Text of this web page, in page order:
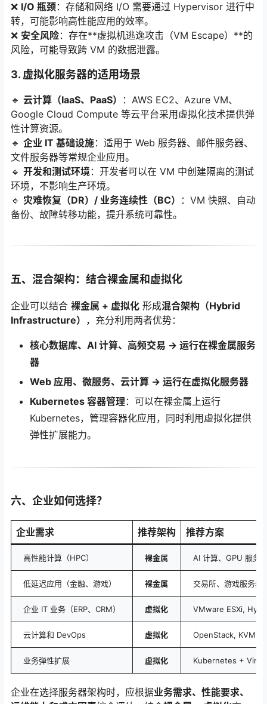
❌ I/O 瓶颈：存储和网络 I/O 需要通过 Hypervisor 进行中
转，可能影响高性能应用的效率。
❌ 安全风险：存在**虚拟机逃逸攻击（VM Escape）**的
风险，可能导致跨 VM 的数据泄露。
3. 虚拟化服务器的适用场景
🔹 云计算（IaaS、PaaS）
：AWS EC2、Azure VM、
Google Cloud Compute 等云平台采用虚拟化技术提供弹
性计算资源。
🔹 企业 IT 基础设施：适用于 Web 服务器、邮件服务器、
文件服务器等常规企业应用。
🔹 开发和测试环境：开发者可以在 VM 中创建隔离的测试
环境，不影响生产环境。
🔹 灾难恢复（DR）/ 业务连续性（BC）
：VM 快照、自动
备份、故障转移功能，提升系统可靠性。
五、混合架构：结合裸金属和虚拟化
企业可以结合 裸金属 + 虚拟化 形成混合架构（Hybrid
Infrastructure） ，充分利用两者优势：
核心数据库、AI 计算、高频交易 → 运行在裸金属服务
器
Web 应用、微服务、云计算 → 运行在虚拟化服务器
Kubernetes 容器管理 ：可以在裸金属上运行
Kubernetes，管理容器化应用，同时利用虚拟化提供
弹性扩展能力。
六、企业如何选择？
企业需求 推荐架构 推荐方案
高性能计算（HPC） 裸金属 AI 计算、GPU 服务
低延迟应用（金融、游戏） 裸金属 交易所、游戏服务器
企业 IT 业务（ERP、CRM） 虚拟化 VMware ESXi,
云计算和 DevOps 虚拟化 OpenStack, KVM,
业务弹性扩展 虚拟化 Kubernetes +
企业在选择服务器架构时，应根据业务需求、性能要求、